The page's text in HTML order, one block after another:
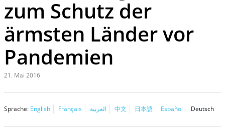
zum Schutz der
ärmsten Länder vor
Pandemien
21. Mai 2016
Sprache: English Français العربية 中文 日本語 Español Deutsch